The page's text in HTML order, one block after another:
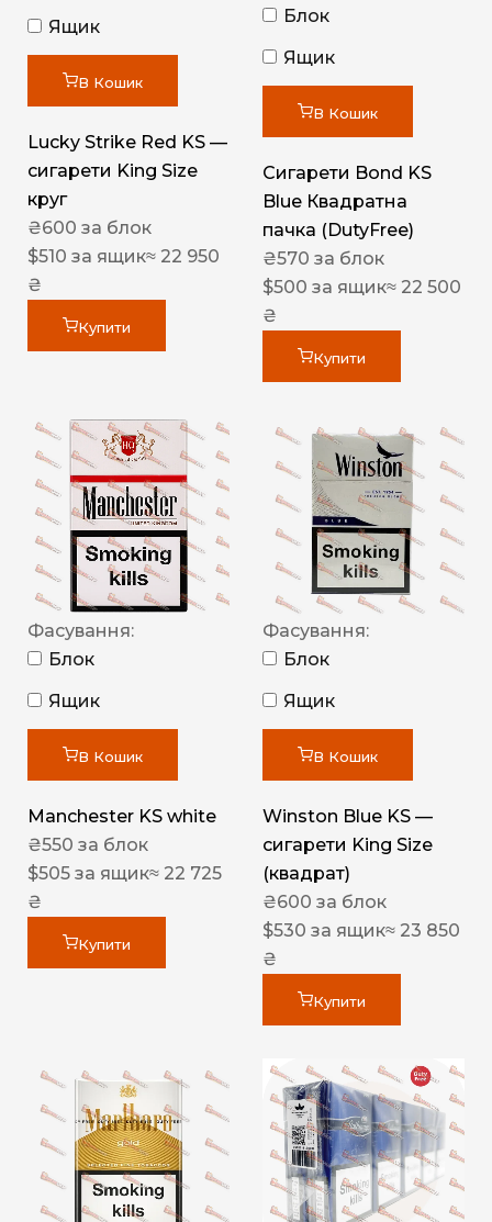
Ящик
В Кошик
Lucky Strike Red KS —
сигарети King Size
круг
₴600 за блок
$510 за ящик≈ 22 950
₴
Купити
Блок
Ящик
В Кошик
Сигарети Bond KS
Blue Квадратна
пачка (DutyFree)
₴570 за блок
$500 за ящик≈ 22 500
₴
Купити
Фасування:
Блок
Ящик
В Кошик
Manchester KS white
₴550 за блок
$505 за ящик≈ 22 725
₴
Купити
Фасування:
Блок
Ящик
В Кошик
Winston Blue KS —
сигарети King Size
(квадрат)
₴600 за блок
$530 за ящик≈ 23 850
₴
Купити